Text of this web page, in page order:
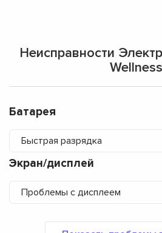
Неисправности
Wellness
Батарея
Быстрая разрядка
Экран/дисплей
Проблемы с дисплеем